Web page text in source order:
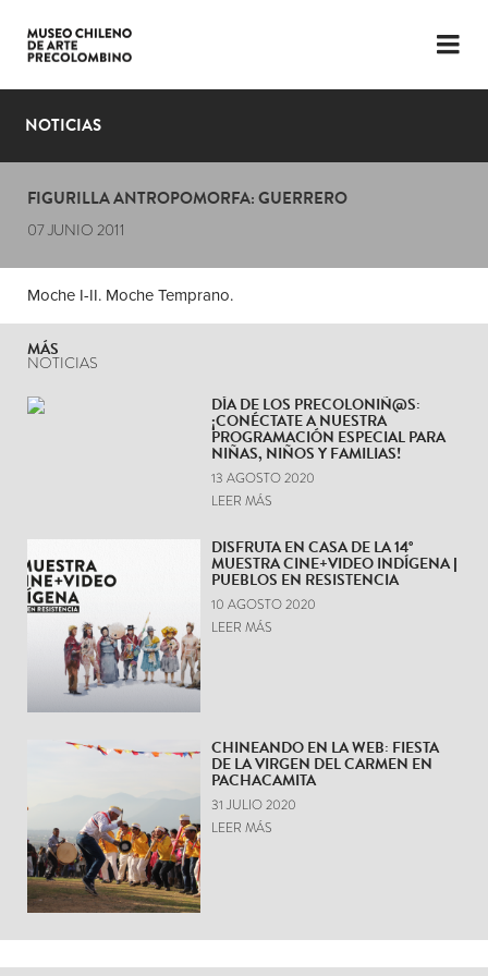
LENGUAJE
PLANIFICA TU VISITA
EXPOSICIONES
EL MUSEO
NOTICIAS
ÚLTIMOS VIDEOS
NOTICIAS
FIGURILLA ANTROPOMORFA: GUERRERO
07 JUNIO 2011
Moche I-II. Moche Temprano.
MÁS
NOTICIAS
DÍA DE LOS PRECOLONIÑ@S:
¡CONÉCTATE A NUESTRA
PROGRAMACIÓN ESPECIAL PARA
NIÑAS, NIÑOS Y FAMILIAS!
13 AGOSTO 2020
LEER MÁS
DISFRUTA EN CASA DE LA 14°
MUESTRA CINE+VIDEO INDÍGENA |
PUEBLOS EN RESISTENCIA
10 AGOSTO 2020
LEER MÁS
CHINEANDO EN LA WEB: FIESTA
DE LA VIRGEN DEL CARMEN EN
PACHACAMITA
31 JULIO 2020
LEER MÁS